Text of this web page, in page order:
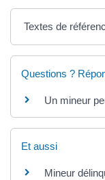
Textes de
Questions ?
Un mineur
Et aussi
Mineur